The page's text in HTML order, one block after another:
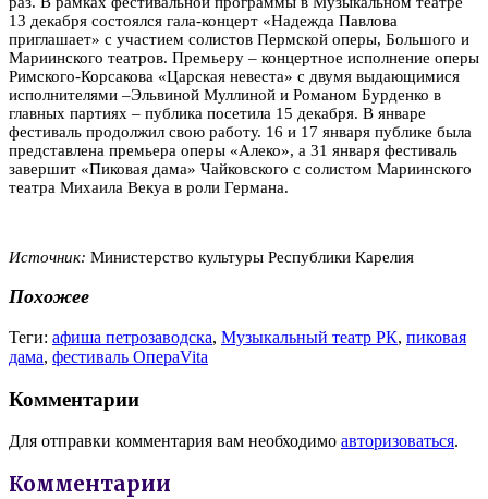
13 декабря состоялся гала-концерт «Надежда Павлова
приглашает» с участием солистов Пермской оперы, Большого и
Мариинского театров. Премьеру – концертное исполнение оперы
Римского-Корсакова «Царская невеста» с двумя выдающимися
исполнителями –Эльвиной Муллиной и Романом Бурденко в
главных партиях – публика посетила 15 декабря. В январе
фестиваль продолжил свою работу. 16 и 17 января публике была
представлена премьера оперы «Алеко», а 31 января фестиваль
завершит «Пиковая дама» Чайковского с солистом Мариинского
театра Михаила Векуа в роли Германа.
Источник: Министерство культуры Республики Карелия
Похожее
Теги: афиша петрозаводска, Музыкальный театр РК, пиковая
дама, фестиваль ОпераVita
Комментарии
Для отправки комментария вам необходимо авторизоваться.
Комментарии